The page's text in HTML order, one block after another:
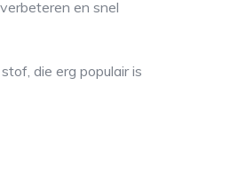
en snel
die erg populair is